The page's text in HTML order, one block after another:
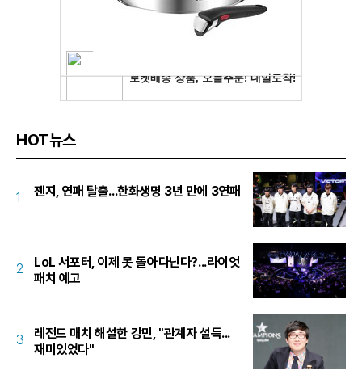
HOT뉴스
1 젠지, 연패 탈출...한화생명 3년 만에 3연패
2
LoL 서포터, 이제 못 돌아다닌다?...라이엇
패치 예고
3
레전드 매치 해설한 강민, "관계자 설득...
재미있었다"